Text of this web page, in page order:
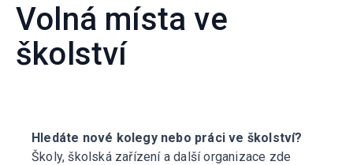
Volná místa ve
školství
Hledáte nové kolegy nebo práci ve školství?
Školy, školská zařízení a další organizace zde